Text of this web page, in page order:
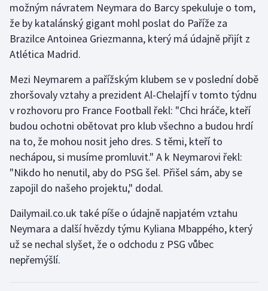
Rychlostní kanoistika
Short track
Stolní tenis
Triatlon
Veslování
Vodní slalom
Volejbal
Ostatní
možným návratem Neymara do Barcy spekuluje o tom,
že by katalánský gigant mohl poslat do Paříže za
Brazilce Antoinea Griezmanna, který má údajně přijít z
Atlética Madrid.
Mezi Neymarem a pařížským klubem se v poslední době
zhoršovaly vztahy a prezident Al-Chelajfí v tomto týdnu
v rozhovoru pro France Football řekl: "Chci hráče, kteří
budou ochotni obětovat pro klub všechno a budou hrdí
na to, že mohou nosit jeho dres. S těmi, kteří to
nechápou, si musíme promluvit." A k Neymarovi řekl:
"Nikdo ho nenutil, aby do PSG šel. Přišel sám, aby se
zapojil do našeho projektu," dodal.
Dailymail.co.uk také píše o údajně napjatém vztahu
Neymara a další hvězdy týmu Kyliana Mbappého, který
už se nechal slyšet, že o odchodu z PSG vůbec
nepřemýšlí.